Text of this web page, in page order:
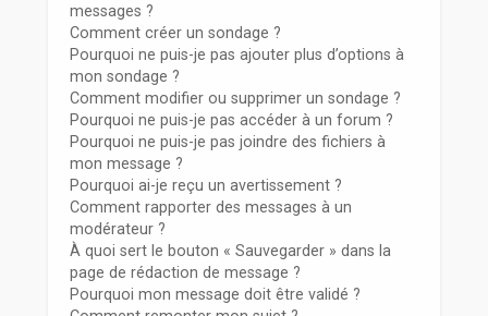
messages ?
Comment créer un sondage ?
Pourquoi ne puis-je pas ajouter plus d’options à
mon sondage ?
Comment modifier ou supprimer un sondage ?
Pourquoi ne puis-je pas accéder à un forum ?
Pourquoi ne puis-je pas joindre des fichiers à
mon message ?
Pourquoi ai-je reçu un avertissement ?
Comment rapporter des messages à un
modérateur ?
À quoi sert le bouton « Sauvegarder » dans la
page de rédaction de message ?
Pourquoi mon message doit être validé ?